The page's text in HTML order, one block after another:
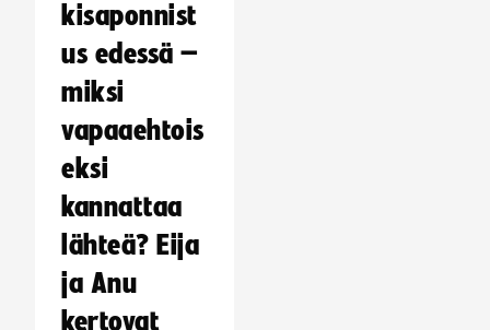
kisaponnist
us edessä –
miksi
vapaaehtois
eksi
kannattaa
lähteä? Eija
ja Anu
kertovat